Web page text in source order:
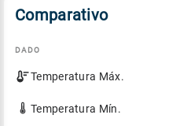
Comparativo
Comparativo
entre
previsão
DADO
Temperatura Máx.
Temperatura Mín.